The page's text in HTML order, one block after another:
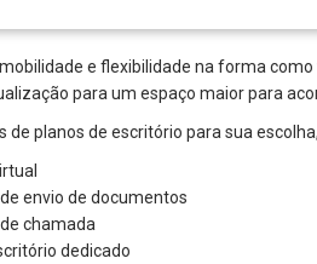
e flexibilidade na forma
para um espaço maior para
de planos de escritório para sua
envio de documentos
chamada
dedicado